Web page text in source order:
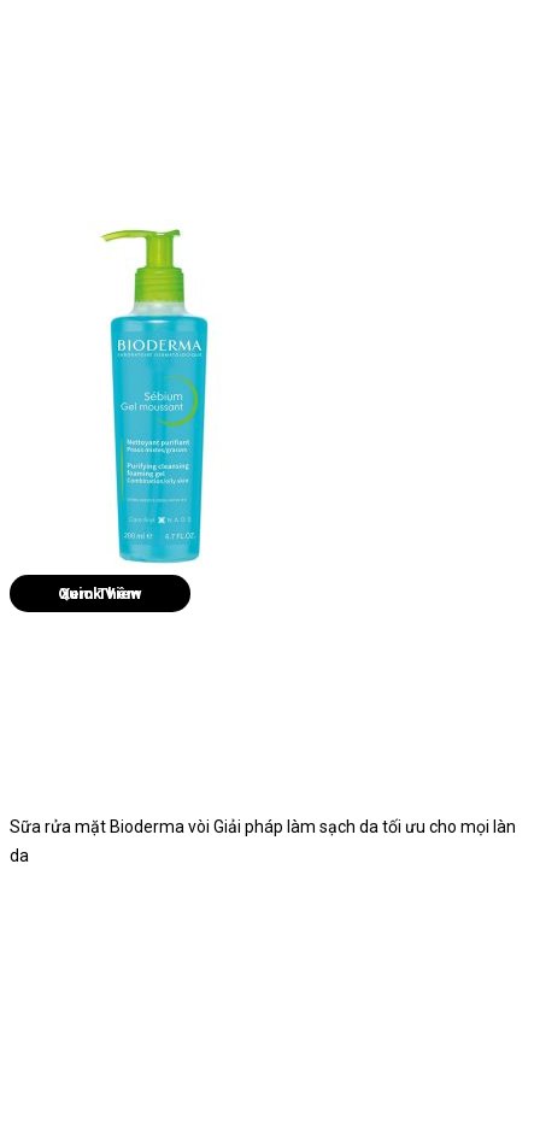
Quick View
Sữa rửa mặt Bioderma vòi Giải pháp làm sạch da tối ưu cho mọi làn
da